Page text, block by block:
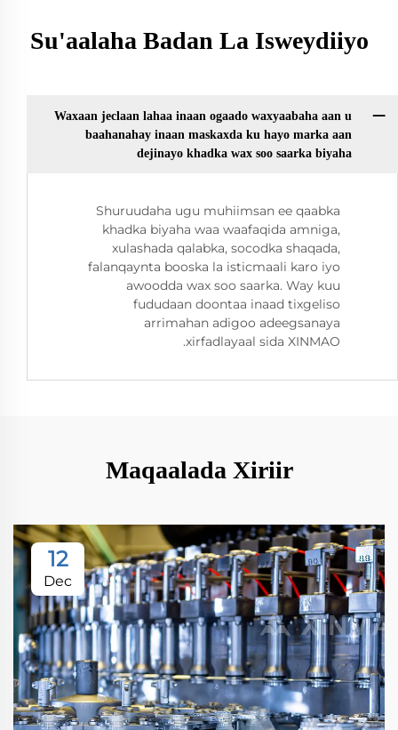
Su'aalaha Badan La Isweydiiyo
Waxaan jeclaan lahaa inaan ogaado waxyaabaha aan u
baahanahay inaan maskaxda ku hayo marka aan
dejinayo khadka wax soo saarka biyaha
Shuruudaha ugu muhiimsan ee qaabka
khadka biyaha waa waafaqida amniga,
xulashada qalabka, socodka shaqada,
falanqaynta booska la isticmaali karo iyo
awoodda wax soo saarka. Way kuu
fududaan doontaa inaad tixgeliso
arrimahan adigoo adeegsanaya
xirfadlayaal sida XINMAO.
Maqaalada Xiriir
12
Dec